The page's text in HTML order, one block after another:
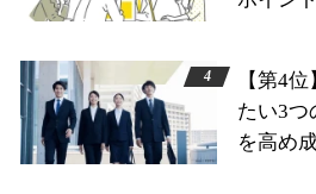
【第4
たい3つ
を高め